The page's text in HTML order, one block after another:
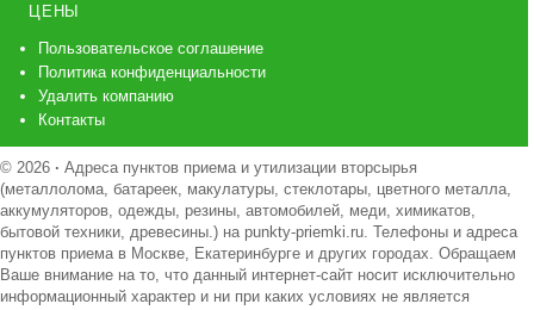
ЦЕНЫ
Пользовательское соглашение
Политика конфиденциальности
Удалить компанию
Контакты
© 2026 · Адреса пунктов приема и утилизации вторсырья
(металлолома, батареек, макулатуры, стеклотары, цветного металла,
аккумуляторов, одежды, резины, автомобилей, меди, химикатов,
бытовой техники, древесины.) на punkty-priemki.ru. Телефоны и адреса
пунктов приема в Москве, Екатеринбурге и других городах. Обращаем
Ваше внимание на то, что данный интернет-сайт носит исключительно
информационный характер и ни при каких условиях не является